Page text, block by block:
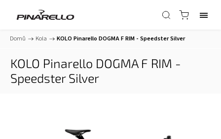
Domů / Kola / KOLO Pinarello DOGMA F RIM - Speedster Silver
KOLO Pinarello DOGMA F RIM -
Speedster Silver